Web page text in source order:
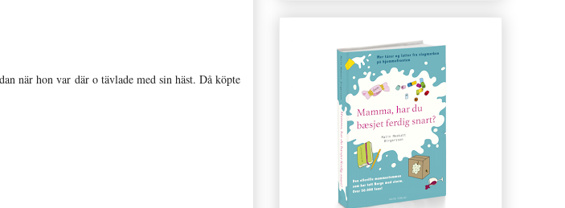
när hon var där o tävlade med sin häst. Då köpte